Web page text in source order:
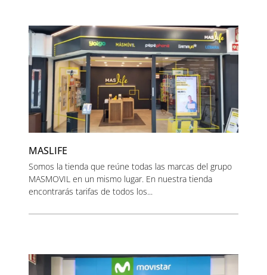
MASLIFE
Somos la tienda que reúne todas las marcas del grupo
MASMOVIL en un mismo lugar. En nuestra tienda
encontrarás tarifas de todos los...